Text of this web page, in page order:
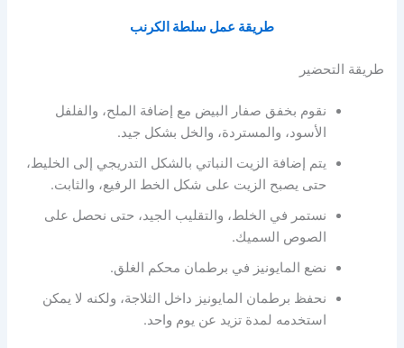
طريقة عمل سلطة الكرنب
طريقة التحضير
نقوم بخفق صفار البيض مع إضافة الملح، والفلفل
الأسود، والمستردة، والخل بشكل جيد.
يتم إضافة الزيت النباتي بالشكل التدريجي إلى الخليط،
حتى يصبح الزيت على شكل الخط الرفيع، والثابت.
نستمر في الخلط، والتقليب الجيد، حتى نحصل على
الصوص السميك.
نضع المايونيز في برطمان محكم الغلق.
نحفظ برطمان المايونيز داخل الثلاجة، ولكنه لا يمكن
استخدمه لمدة تزيد عن يوم واحد.